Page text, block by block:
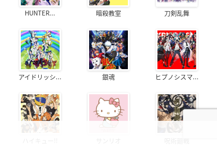
HUNTER... 暗殺教室 刀剣乱舞
アイドリッシ... 銀魂 ヒプノシスマ...